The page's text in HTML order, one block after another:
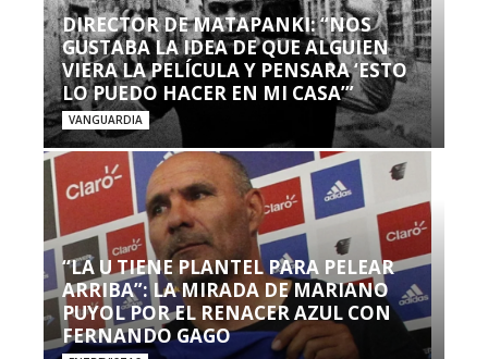
DIRECTOR DE MATAPANKI: “NOS
GUSTABA LA IDEA DE QUE ALGUIEN
VIERA LA PELÍCULA Y PENSARA ‘ESTO
LO PUEDO HACER EN MI CASA’”
VANGUARDIA
“LA U TIENE PLANTEL PARA PELEAR
ARRIBA”: LA MIRADA DE MARIANO
PUYOL POR EL RENACER AZUL CON
FERNANDO GAGO